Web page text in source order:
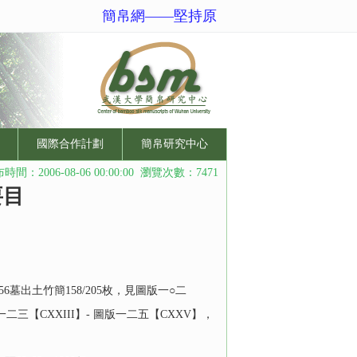
簡帛網——堅持原創性、規範化、國際化
國際合作計劃 簡帛研究中心
時間：2006-08-06 00:00:00 瀏覽次數：7471
出土竹簡158/205枚，見圖版一○二
二三【CXXIII】- 圖版一二五【CXXV】，